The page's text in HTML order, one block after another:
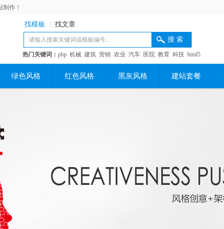
作！
找模板 找文章
热门关键词： php 机械 建筑 营销 农业 汽车 医院 教育 科技 html5
绿色风格 红色风格 黑灰风格 建站套餐